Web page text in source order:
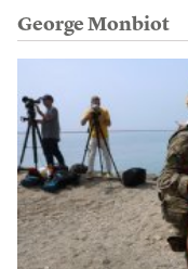
George Monbiot